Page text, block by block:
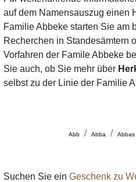
auf dem Namensauszug einen
Familie Abbeke starten Sie am
Recherchen in Standesämtern
Vorfahren der Famile Abbeke
Sie auch, ob Sie mehr über
selbst zu der Linie der Familie
Abb Abba Abbas
Suchen Sie einGeschenk zu